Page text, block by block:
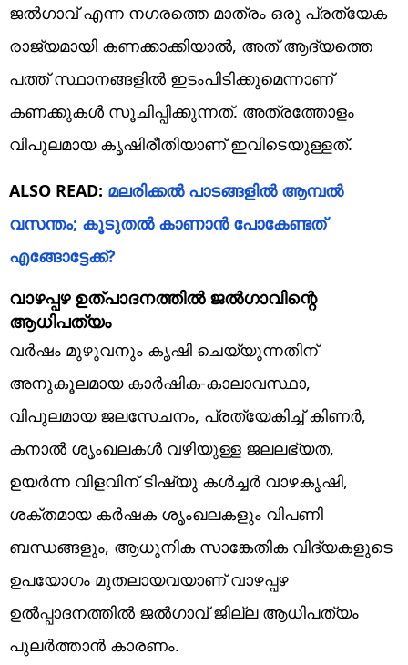
ജൽഗാവ് എന്ന നഗരത്തെ മാത്രം ഒരു പ്രത്യേക
രാജ്യമായി കണക്കാക്കിയാൽ, അത് ആദ്യത്തെ
പത്ത് സ്ഥാനങ്ങളിൽ ഇടംപിടിക്കുമെന്നാണ്
കണക്കുകൾ സൂചിപ്പിക്കുന്നത്. അത്രത്തോളം
വിപുലമായ കൃഷിരീതിയാണ് ഇവിടെയുള്ളത്.
ALSO READ: മലരിക്കൽ പാടങ്ങളിൽ ആമ്പൽ
വസന്തം; കൂടുതൽ കാണാൻ പോകേണ്ടത്
എങ്ങോട്ടേക്ക്?
വാഴപ്പഴ ഉത്പാദനത്തിൽ ജൽഗാവിന്റെ
ആധിപത്യം
വർഷം മുഴുവനും കൃഷി ചെയ്യുന്നതിന്
അനുകൂലമായ കാർഷിക-കാലാവസ്ഥാ,
വിപുലമായ ജലസേചനം, പ്രത്യേകിച്ച് കിണർ,
കനാൽ ശൃംഖലകൾ വഴിയുള്ള ജലലഭ്യത,
ഉയർന്ന വിളവിന് ടിഷ്യു കൾച്ചർ വാഴകൃഷി,
ശക്തമായ കർഷക ശൃംഖലകളും വിപണി
ബന്ധങ്ങളും, ആധുനിക സാങ്കേതിക വിദ്യകളുടെ
ഉപയോഗം മുതലായവയാണ് വാഴപ്പഴ
ഉൽപ്പാദനത്തിൽ ജൽഗാവ് ജില്ല ആധിപത്യം
പുലർത്താൻ കാരണം.